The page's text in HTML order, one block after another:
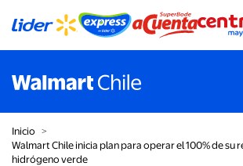
Inicio ˃
Walmart Chile inicia plan para operar el 100% de su
hidrógeno verde